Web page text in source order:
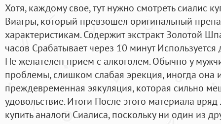
Хотя, каждому свое, тут нужно смотреть сиалис
Виагры, который превзошел оригинальный
характеристикам. Содержит экстракт Золотой
часов Срабатывает через 10 минут
Не желателен прием с алкоголем. Обычно у
проблемы, слишком слабая эрекция, иногда она
преждевременная эякуляция, которая сильно
удовольствие. Итоги После этого материала
купить аналоги Сиалиса, поскольку ни один из